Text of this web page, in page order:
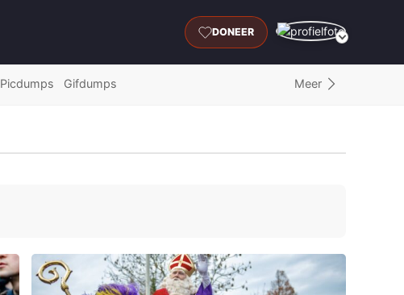
DONEER
Picdumps Gifdumps Meer